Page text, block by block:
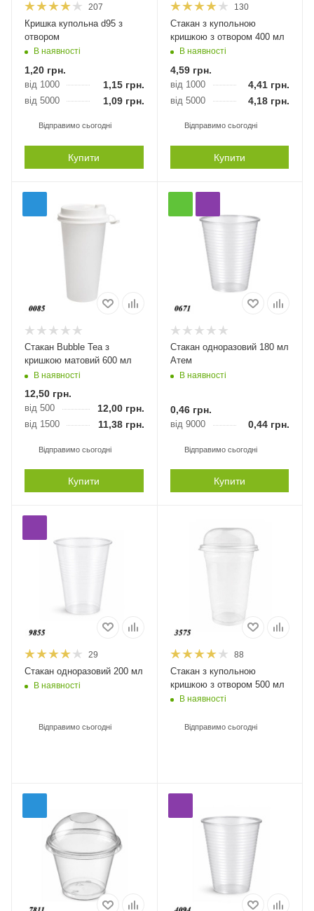
207
Кришка купольна d95 з
отвором
В наявності
1,20 грн.
від 1000 1,15грн.
від 5000 1,09грн.
Відправимо сьогодні
Купити
130
Стакан з купольною
кришкою з отвором 400 мл
В наявності
4,59грн.
від 1000 4,41 грн.
від 5000 4,18 грн.
Відправимо сьогодні
Купити
Стакан Bubble Tea з
кришкою матовий 600 мл
В наявності
12,50 грн.
від 500 12,00 грн.
від 1500 11,38грн.
Відправимо сьогодні
Купити
Стакан одноразовий 180 мл
Атем
В наявності
0,46грн.
від 9000 0,44 грн.
Відправимо сьогодні
Купити
29
Стакан одноразовий 200 мл
В наявності
Відправимо сьогодні
88
Стакан з купольною
кришкою з отвором 500 мл
В наявності
Відправимо сьогодні